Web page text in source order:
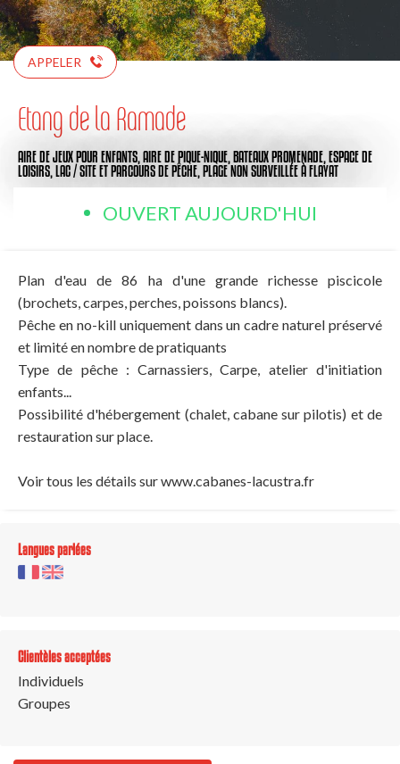
APPELER
Etang de la Ramade
AIRE DE JEUX POUR ENFANTS, AIRE DE PIQUE-NIQUE, BATEAUX PROMENADE, ESPACE DE
LOISIRS, LAC / SITE ET PARCOURS DE PÊCHE, PLAGE NON SURVEILLÉEÀ FLAYAT
OUVERT AUJOURD'HUI
Plan d'eau de 86 ha d'une grande richesse piscicole
(brochets, carpes, perches, poissons blancs).
Pêche en no-kill uniquement dans un cadre naturel préservé
et limité en nombre de pratiquants
Type de pêche : Carnassiers, Carpe, atelier d'initiation
enfants...
Possibilité d'hébergement (chalet, cabane sur pilotis) et de
restauration sur place.
Voir tous les détails sur www.cabanes-lacustra.fr
Langues parlées
Clientèles acceptées
Individuels
Groupes